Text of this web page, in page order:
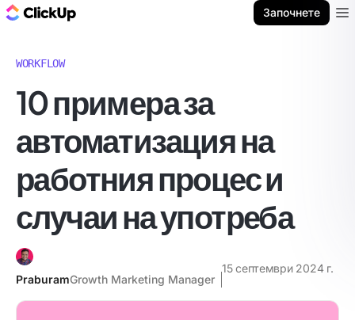
Започнете
WORKFLOW
10 примера за
автоматизация на
работния процес и
случаи на употреба
PraburamGrowth Marketing Manager
15 септември 2024 г.